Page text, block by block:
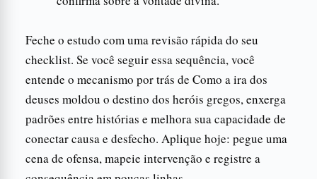
Feche o estudo com uma revisão rápida do seu
checklist. Se você seguir essa sequência, você
entende o mecanismo por trás de Como a ira dos
deuses moldou o destino dos heróis gregos, enxerga
padrões entre histórias e melhora sua capacidade de
conectar causa e desfecho. Aplique hoje: pegue uma
cena de ofensa, mapeie intervenção e registre a